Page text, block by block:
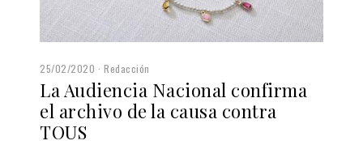
25/02/2020 Redacción
La Audiencia Nacional confirma
el archivo de la causa contra
TOUS